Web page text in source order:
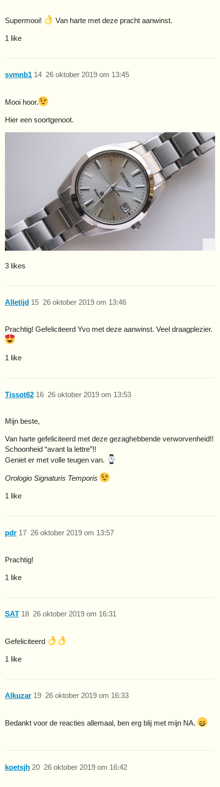
Supermooi! Van harte met deze pracht aanwinst.
1 like
svmnb1 26 oktober 2019 om 13:45
14
Mooi hoor.
Hier een soortgenoot.
3 likes
Alletijd 26 oktober 2019 om 13:46
15
Prachtig! Gefeliciteerd Yvo met deze aanwinst. Veel draagplezier.
1 like
Tissot62 26 oktober 2019 om 13:53
16
Mijn beste,
Van harte gefeliciteerd met deze gezaghebbende verworvenheid!!
Schoonheid “avant la lettre”!!
Geniet er met volle teugen van.
Orologio Signaturis Temporis
1 like
pdr 26 oktober 2019 om 13:57
17
Prachtig!
1 like
SAT 26 oktober 2019 om 16:31
18
Gefeliciteerd
1 like
Alkuzar 26 oktober 2019 om 16:33
19
Bedankt voor de reacties allemaal, ben erg blij met mijn NA.
koetsjh 26 oktober 2019 om 16:42
20